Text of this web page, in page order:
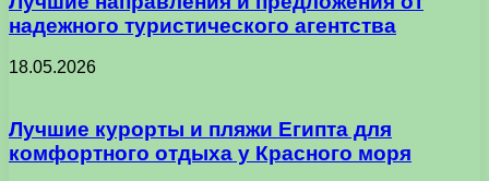
надежного туристического агентства
18.05.2026
Лучшие курорты и пляжи Египта для
комфортного отдыха у Красного моря